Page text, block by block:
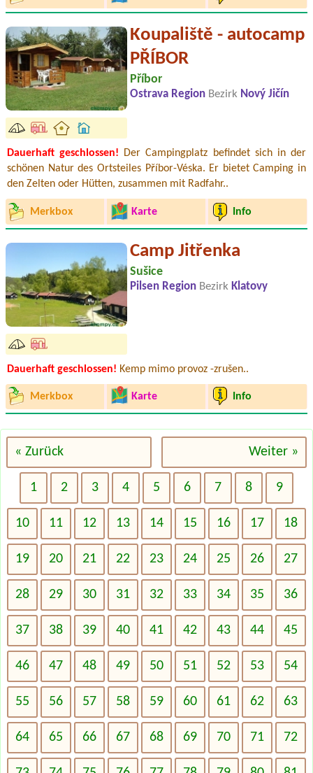
Koupaliště - autocamp
PŘÍBOR
Příbor
Ostrava Region Bezirk Nový Jičín
Dauerhaft geschlossen! Der Campingplatz befindet sich in der
schönen Natur des Ortsteiles Příbor-Véska. Er bietet Camping in
den Zelten oder Hütten, zusammen mit Radfahr..
Merkbox Karte Info
Camp Jitřenka
Sušice
Pilsen Region Bezirk Klatovy
Dauerhaft geschlossen! Kemp mimo provoz -zrušen..
Merkbox Karte Info
« Zurück Weiter »
1 2 3 4 5 6 7 8 9
10 11 12 13 14 15 16 17 18
19 20 21 22 23 24 25 26 27
28 29 30 31 32 33 34 35 36
37 38 39 40 41 42 43 44 45
46 47 48 49 50 51 52 53 54
55 56 57 58 59 60 61 62 63
64 65 66 67 68 69 70 71 72